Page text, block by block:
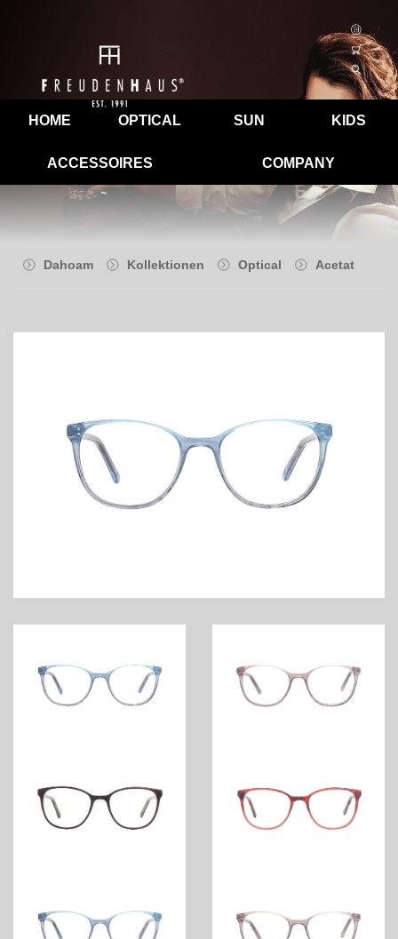
HOME OPTICAL SUN KIDS
ACCESSOIRES COMPANY
Dahoam Kollektionen Optical Acetat